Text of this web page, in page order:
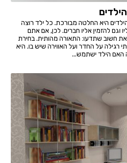
היא החלטה מבורכת. כל ילד רוצה
וגם להזמין אליו חברים. לכן, אם אתם
חשוב שתדעו: התאורה מהותית. בחירת
רגילה על החדר ועל האווירה שיש בו. היא
האם הילד ישתמש...